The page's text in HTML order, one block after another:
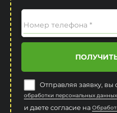
Номер телефона *
Отправляя заявку, вы
обработки персональных данных
и даете согласие на